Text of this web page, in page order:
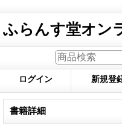
ふらんす堂オン
ログイン 新規登
書籍詳細